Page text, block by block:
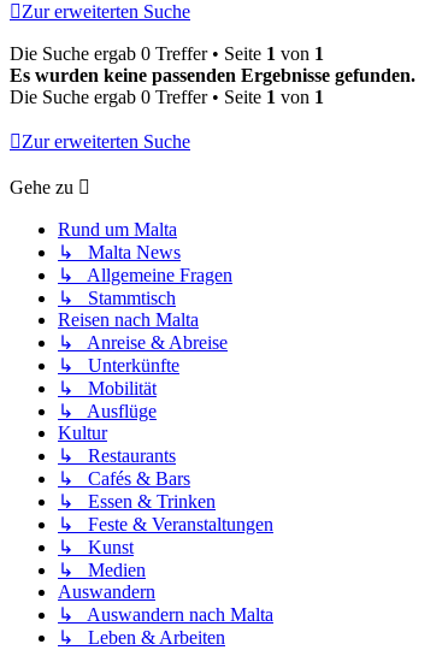
Zur erweiterten Suche
Die Suche ergab 0 Treffer • Seite 1 von 1
Es wurden keine passenden Ergebnisse gefunden.
Die Suche ergab 0 Treffer • Seite 1 von 1
Zur erweiterten Suche
Gehe zu
Rund um Malta
↳ Malta News
↳ Allgemeine Fragen
↳ Stammtisch
Reisen nach Malta
↳ Anreise & Abreise
↳ Unterkünfte
↳ Mobilität
↳ Ausflüge
Kultur
↳ Restaurants
↳ Cafés & Bars
↳ Essen & Trinken
↳ Feste & Veranstaltungen
↳ Kunst
↳ Medien
Auswandern
↳ Auswandern nach Malta
↳ Leben & Arbeiten